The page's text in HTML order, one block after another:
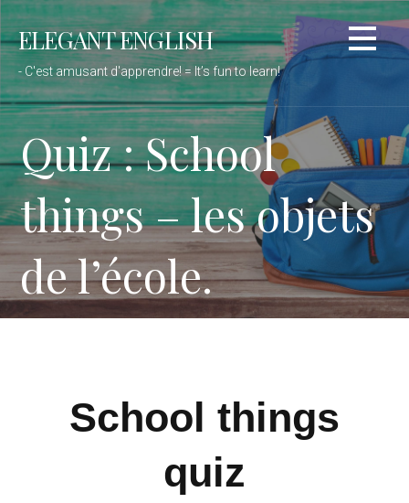
Passer
au
contenu
ELEGANT ENGLISH
- C'est amusant d'apprendre! = It’s fun to learn!
Quiz : School
things – les objets
de l’école.
School things
quiz